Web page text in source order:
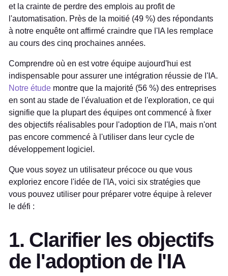
et la crainte de perdre des emplois au profit de
l'automatisation. Près de la moitié (49 %) des répondants
à notre enquête ont affirmé craindre que l'IA les remplace
au cours des cinq prochaines années.
Comprendre où en est votre équipe aujourd'hui est
indispensable pour assurer une intégration réussie de l'IA.
Notre étude montre que la majorité (56 %) des entreprises
en sont au stade de l'évaluation et de l'exploration, ce qui
signifie que la plupart des équipes ont commencé à fixer
des objectifs réalisables pour l'adoption de l'IA, mais n'ont
pas encore commencé à l'utiliser dans leur cycle de
développement logiciel.
Que vous soyez un utilisateur précoce ou que vous
exploriez encore l'idée de l'IA, voici six stratégies que
vous pouvez utiliser pour préparer votre équipe à relever
le défi :
1. Clarifier les objectifs
de l'adoption de l'IA